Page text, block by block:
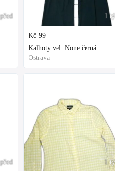
1
Kč 99
Kalhoty vel. None černá
Ostrava
1